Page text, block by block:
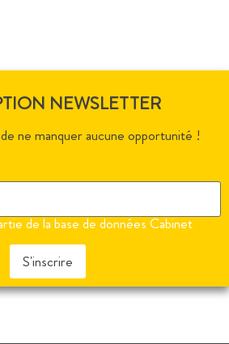
NEWSLETTER
ne manquer aucune opportunité !
de la base de données Cabinet
S'inscrire